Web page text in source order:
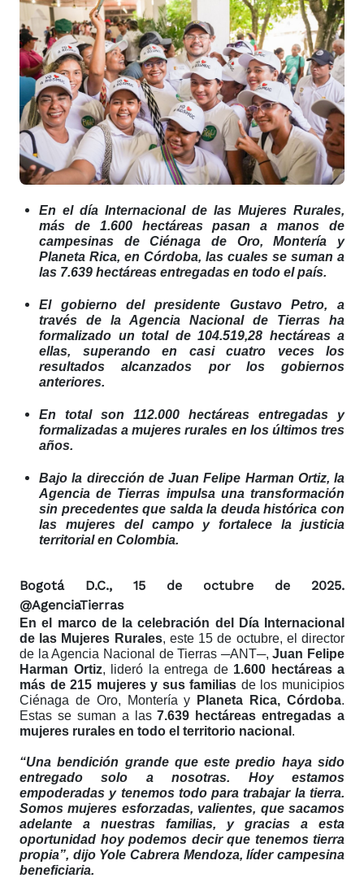
En el día Internacional de las Mujeres Rurales,
más de 1.600 hectáreas pasan a manos de
campesinas deCiénaga de Oro, Montería y
Planeta Rica, en Córdoba, las cuales se suman a
las 7.639 hectáreas entregadas en todo el país.
El gobierno del presidente Gustavo Petro, a
través de la Agencia Nacional de Tierras ha
formalizado un total de 104.519,28 hectáreas a
ellas, superando en casi cuatro veces los
resultados alcanzados por los gobiernos
anteriores.
En total son 112.000 hectáreas entregadas y
formalizadas a mujeres rurales en los últimos tres
años.
Bajo la dirección de Juan Felipe Harman Ortiz, la
Agencia de Tierras impulsa una transformación
sin precedentes que salda la deuda histórica con
las mujeres del campo y fortalece la justicia
territorial en Colombia.
Bogotá D.C., 15 de octubre de 2025.
@AgenciaTierras
En el marco de la celebración del Día Internacional
de las Mujeres Rurales, este 15 de octubre, el director
de la Agencia Nacional de Tierras ─ANT─,Juan Felipe
Harman Ortiz, lideró la entrega de 1.600 hectáreas a
más de 215 mujeres y sus familias de los municipios
Ciénaga de Oro, Montería y
Planeta Rica, Córdoba.
Estas se suman a las7.639 hectáreas entregadas a
mujeres rurales en todo el territorio nacional .
“Una bendición grande que este predio haya sido
entregado solo a nosotras. Hoy estamos
empoderadas y tenemos todo para trabajar la tierra.
Somos mujeres esforzadas, valientes, que sacamos
adelante a nuestras familias, y gracias a esta
oportunidad hoy podemos decir que tenemos tierra
propia”, dijo Yole Cabrera Mendoza, líder campesina
beneficiaria.